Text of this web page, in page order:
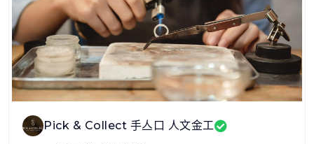
Pick & Collect 手亼口 人文金工